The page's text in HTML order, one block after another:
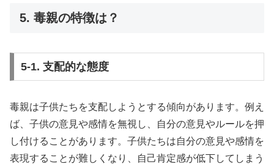
5. 毒親の特徴は？
5-1. 支配的な態度
毒親は子供たちを支配しようとする傾向があります。例え
ば、子供の意見や感情を無視し、自分の意見やルールを押
し付けることがあります。子供たちは自分の意見や感情を
表現することが難しくなり、自己肯定感が低下してしまう